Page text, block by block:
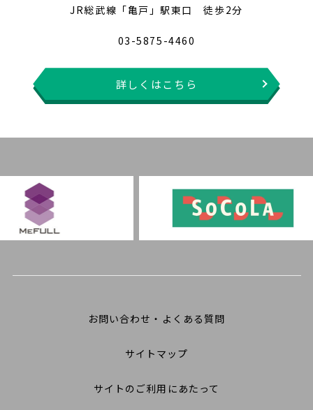
JR総武線「亀戸」駅東口 徒歩2分
03-5875-4460
詳しくはこちら
お問い合わせ・よくある質問
サイトマップ
サイトのご利用にあたって